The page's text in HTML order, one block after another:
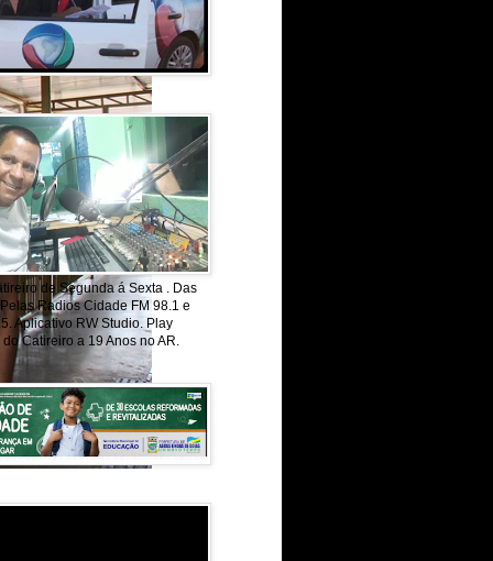
a prefeitura
de Segunda á Sexta . Das
Radios Cidade FM 98.1 e
Aplicativo RW Studio. Play
do Catireiro a 19 Anos no AR.